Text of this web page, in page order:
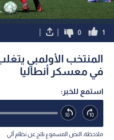
1
0
المنتخب الأولمبي
في معسكر أنطاليا
استمع للخبر:
ملاحظة: النص المسموع ناتج عن نظام آلي